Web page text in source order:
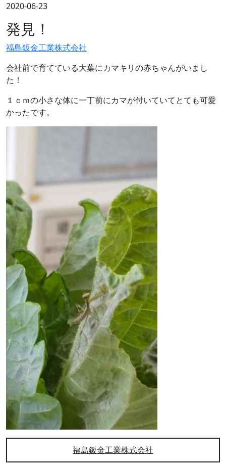
2020-06-23
発見！
福島鈑金工業株式会社
会社前で育てている大葉にカマキリの赤ちゃんがいまし
た！
１ｃｍの小さな体に一丁前にカマが付いていてとても可愛
かったです。
福島鈑金工業株式会社